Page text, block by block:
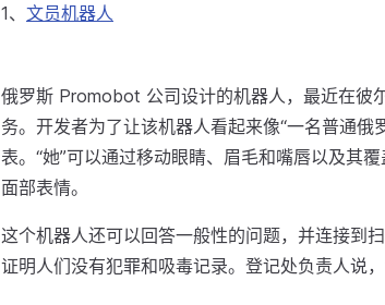
1、 文员机器人
俄罗斯 Promobot 公司设计的机器人，最近在彼
务。开发者为了让该机器人看起来像“一名普通
表。“她”可以通过移动眼睛、眉毛和嘴唇以及其
面部表情。
这个机器人还可以回答一般性的问题，并连接到
证明人们没有犯罪和吸毒记录。登记处负责人说